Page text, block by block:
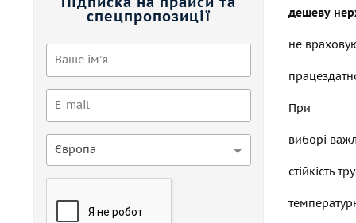
спецпропозиції
Європа
дешеву
не
При
виборі
стійкість